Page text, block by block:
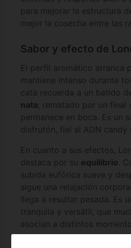
para mejorar la estructura
mejor la cosecha entre las
Sabor y efecto de
El perfil aromático arranca
mantiene intenso durante
cata recuerda a un batido
nata , rematado por un final
permanece en boca. Es un
disfrutón, fiel al ADN candy
En cuanto a sus efectos,
destaca por su equilibrio .
subida eufórica suave y
sigue una relajación
llega a resultar pesada. Es
tranquila y versátil, que
asocian a distintos